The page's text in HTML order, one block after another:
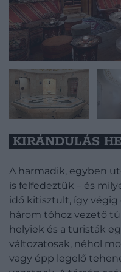
KIRÁNDULÁS
A harmadik, egyben
is felfedeztük – és
idő kitisztult, így végig
három tóhoz vezető
helyiek és a turisták
változatosak, néhol
vagy épp legelő